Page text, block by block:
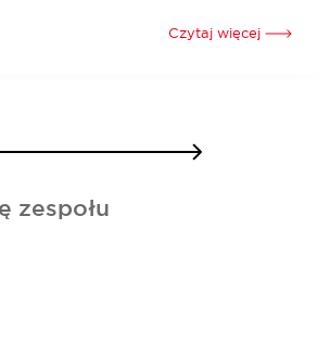
piętrze w Złotych Tarasach zostanie
flagowy salon Nike. Marka, która była już
zdecydowała się na
Czytaj więcej
zespołu